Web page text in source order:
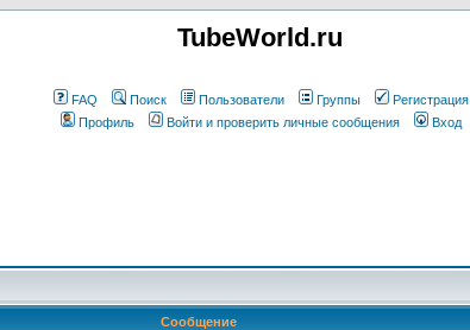
TubeWorld.ru
FAQ Поиск Пользователи Группы
Регистрация
Профиль
Войти и проверить личные сообщения Вход
Сообщение